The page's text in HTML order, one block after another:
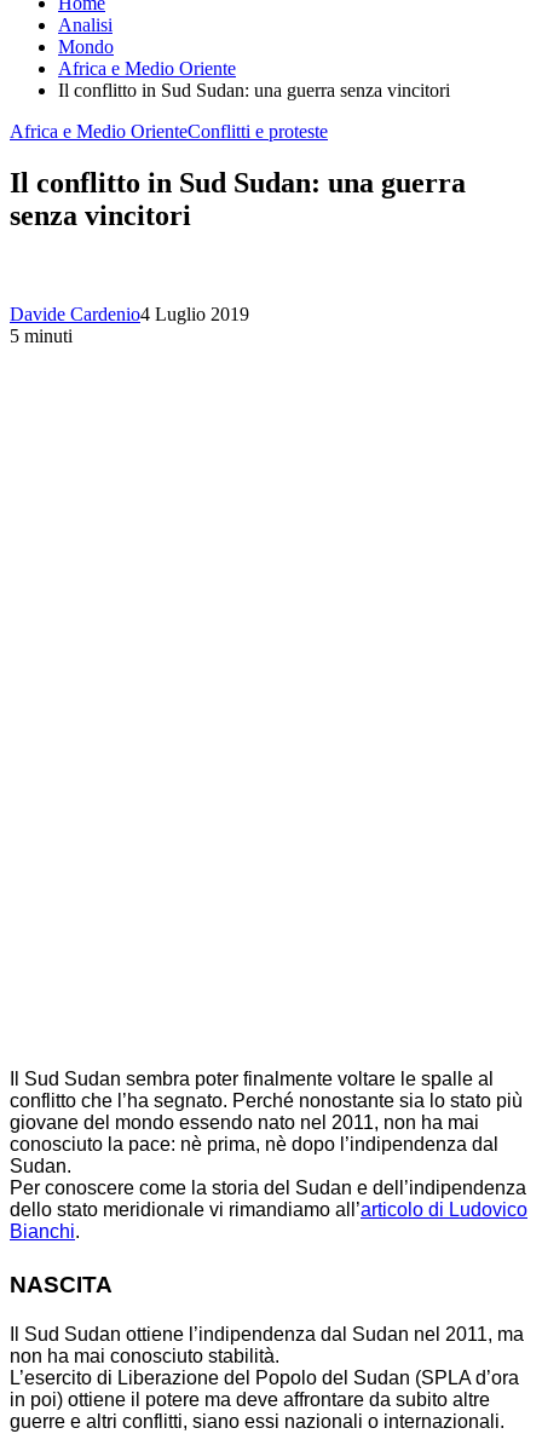
Analisi
Mondo
Africa e Medio Oriente
Il conflitto in Sud Sudan: una guerra senza vincitori
Africa e Medio OrienteConflitti e proteste
Il conflitto in Sud Sudan: una guerra
senza vincitori
Davide Cardenio4 Luglio 2019
5 minuti
Il Sud Sudan sembra poter finalmente voltare le spalle al
conflitto che l’ha segnato. Perché nonostante sia lo stato più
giovane del mondo essendo nato nel 2011, non ha mai
conosciuto la pace: nè prima, nè dopo l’indipendenza dal
Sudan.
Per conoscere come la storia del Sudan e dell’indipendenza
dello stato meridionale vi rimandiamo all’articolo di Ludovico
Bianchi.
NASCITA
Il Sud Sudan ottiene l’indipendenza dal Sudan nel 2011, ma
non ha mai conosciuto stabilità.
L’esercito di Liberazione del Popolo del Sudan (SPLA d’ora
in poi) ottiene il potere ma deve affrontare da subito altre
guerre e altri conflitti, siano essi nazionali o internazionali.